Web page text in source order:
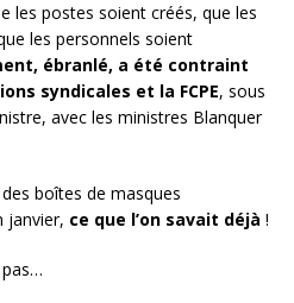
les postes soient créés, que les
les personnels soient
ébranlé, a été contraint
syndicales et la FCPE, sous
avec les ministres Blanquer
boîtes de masques
janvier, ce que l’on savait déjà !